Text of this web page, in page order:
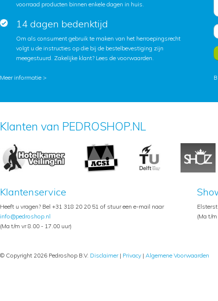
voorraad producten binnen enkele dagen in huis.
14 dagen bedenktijd
Om als consument gebruik te maken van het herroepingsrecht
volgt u de instructies op die bij de bestelbevestiging zijn
meegestuurd. Zakelijke klant? Lees de voorwaarden.
Meer informatie >
Klanten van PEDROSHOP.NL
Klantenservice
Heeft u vragen? Bel +31 318 20 20 51 of stuur een e-mail naar
info@pedroshop.nl
(Ma t/m vr 8.00 - 17.00 uur)
(Ma t/
© Copyright 2026 Pedroshop B.V. Disclaimer| Privacy | Algemene Voorwaarden